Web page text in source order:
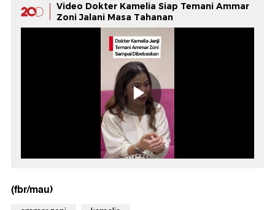
Video Dokter Kamelia Siap Temani Ammar
Zoni Jalani Masa Tahanan
(fbr/mau)